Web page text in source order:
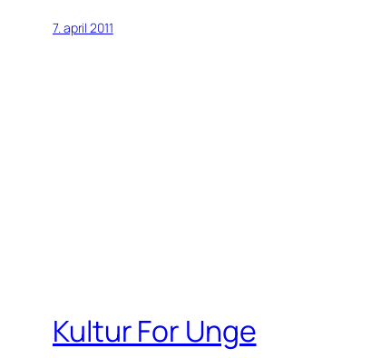
7. april 2011
Kultur For Unge